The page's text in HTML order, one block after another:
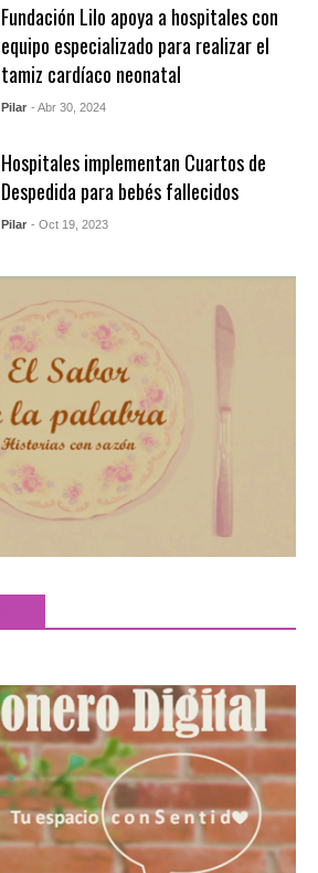
Fundación Lilo apoya a hospitales con
equipo especializado para realizar el
tamiz cardíaco neonatal
Pilar - Abr 30, 2024
Hospitales implementan Cuartos de
Despedida para bebés fallecidos
Pilar - Oct 19, 2023